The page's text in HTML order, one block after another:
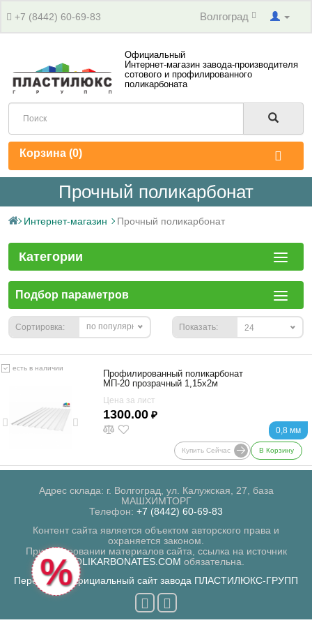
+7 (8442) 60-69-83 Волгоград
Официальный
Интернет-магазин завода-производителя
сотового и профилированного
поликарбоната
Корзина (0)
Прочный поликарбонат
Интернет-магазин Прочный поликарбонат
Категории
Подбор параметров
Сортировка: по популярности Показать: 24
есть в наличии
0,8 мм
Профилированный поликарбонат
МП-20 прозрачный 1,15х2м
Цена за лист
1300.00 ₽
Купить Сейчас В Корзину
Адрес склада: г. Волгоград, ул. Калужская, 27, база
МАШХИМТОРГ
Телефон: +7 (8442) 60-69-83
Контент сайта является объектом авторского права и
охраняется законом.
При копировании материалов сайта, ссылка на источник
POLIKARBONATES.COM обязательна.
Перейти на официальный сайт завода ПЛАСТИЛЮКС-ГРУПП
%